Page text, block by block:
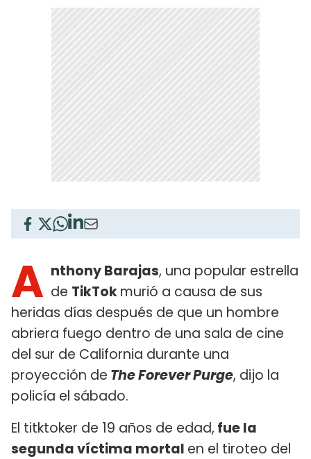
A nthony Barajas, una popular estrella
de TikTokmurió a causa de sus
heridas días después de que un hombre
abriera fuego dentro de una sala de cine
del sur de California durante una
proyección de The Forever Purge, dijo la
policía el sábado.
El titktoker de 19 años de edad, fue la
segunda víctima mortal en el tiroteo del